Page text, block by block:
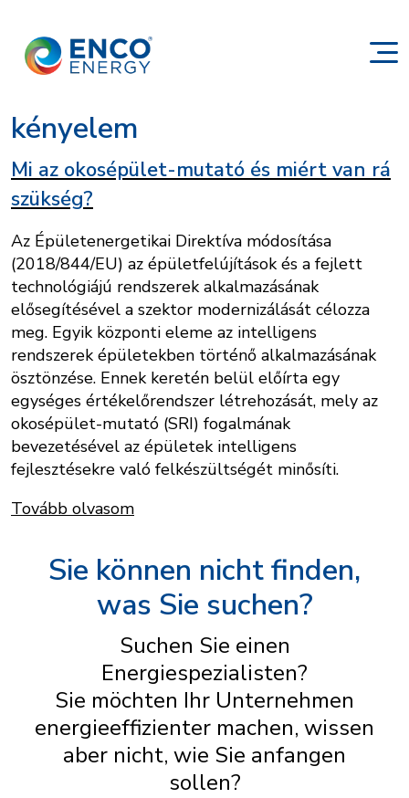
kényelem
Mi az okosépület-mutató és miért van rá
szükség?
Az Épületenergetikai Direktíva módosítása
(2018/844/EU) az épületfelújítások és a fejlett
technológiájú rendszerek alkalmazásának
elősegítésével a szektor modernizálását célozza
meg. Egyik központi eleme az intelligens
rendszerek épületekben történő alkalmazásának
ösztönzése. Ennek keretén belül előírta egy
egységes értékelőrendszer létrehozását, mely az
okosépület-mutató (SRI) fogalmának
bevezetésével az épületek intelligens
fejlesztésekre való felkészültségét minősíti.
Tovább olvasom
Sie können nicht finden,
was Sie suchen?
Suchen Sie einen
Energiespezialisten?
Sie möchten Ihr Unternehmen
energieeffizienter machen, wissen
aber nicht, wie Sie anfangen
sollen?